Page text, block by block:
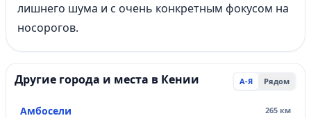
лишнего шума и с очень конкретным фокусом на
носорогов.
Другие города и места в Кении А-Я Рядом
Амбосели 265 км